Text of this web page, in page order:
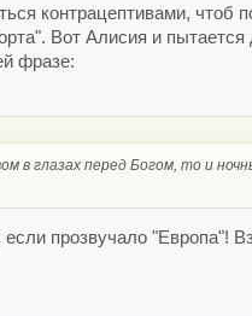
контрацептивами, чтоб
Вот Алисия и
фразе:
в глазах перед Богом, то и
прозвучало